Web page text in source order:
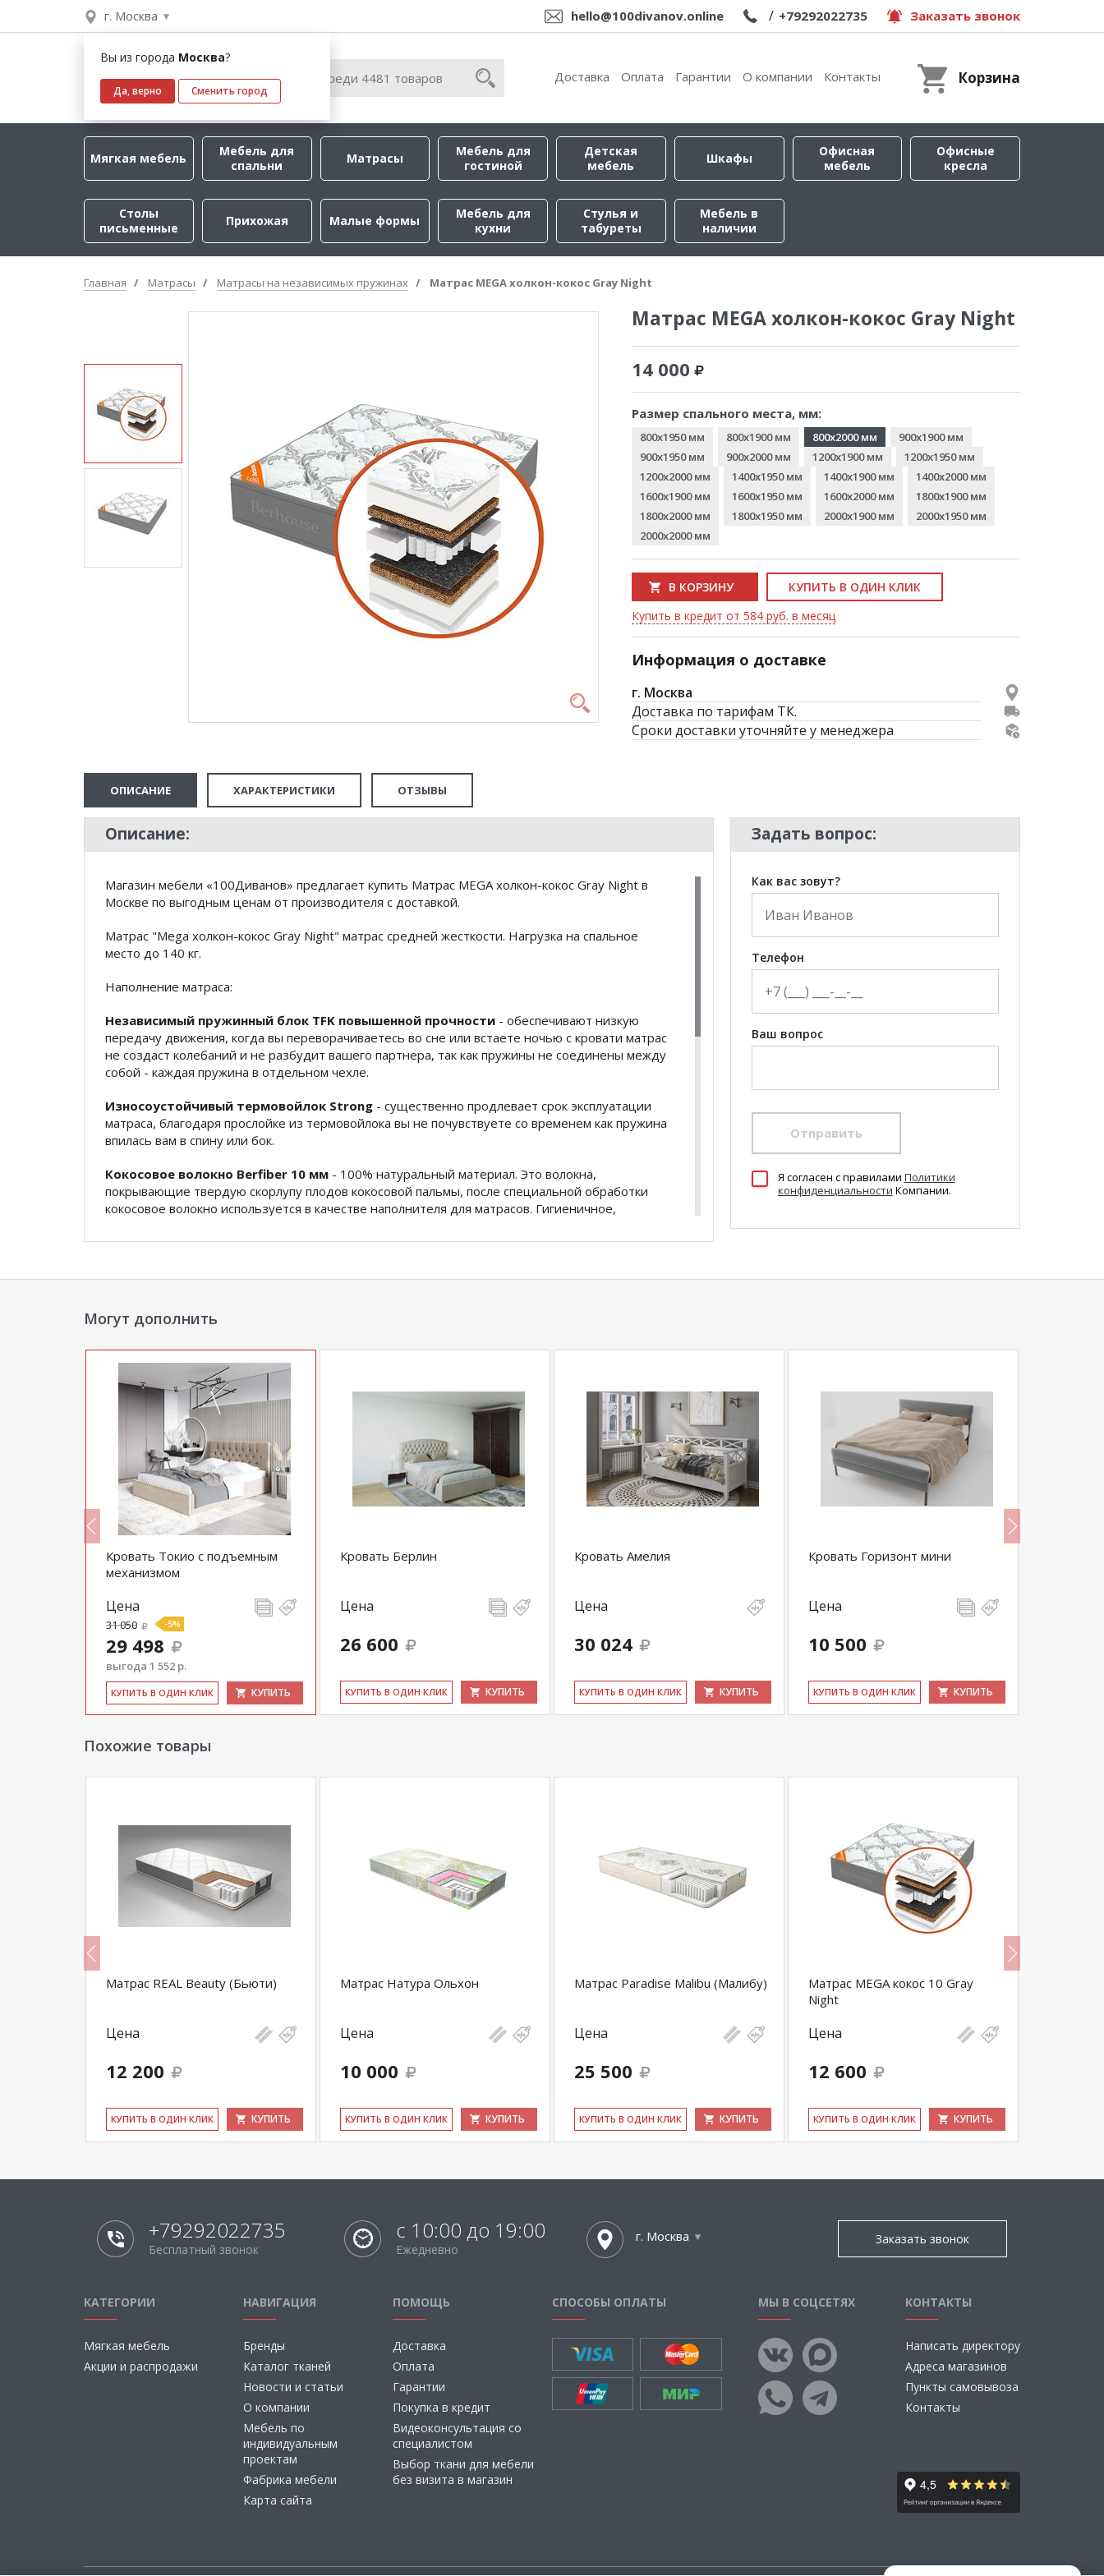
г. Москва
Вы из города Москва?
Да, верно Сменить город
hello@100divanov.online / +79292022735 Заказать звонок
Доставка Оплата Гарантии О компании Контакты Корзина
Мягкая мебель
Мебель для
спальни
Матрасы
Мебель для
гостиной
Детская
мебель
Шкафы
Офисная
мебель
Офисные
кресла
Столы
письменные
Прихожая Малые формы
Мебель для
кухни
Стулья и
табуреты
Мебель в
наличии
Главная Матрасы Матрасы на независимых пружинах Матрас MEGA холкон-кокос Gray Night
Матрас MEGA холкон-кокос Gray Night
14 000
Размер спального места, мм:
800x1950 мм 800x1900 мм 800x2000 мм
900x1900 мм
900x1950 мм
900x2000 мм 1200x1900 мм
1200x1950 мм
1200x2000 мм
1400x1950 мм 1400x1900 мм
1400x2000 мм
1600x1900 мм
1600x1950 мм 1600x2000 мм
1800x1900 мм
1800x2000 мм
1800x1950 мм 2000x1900 мм
2000x1950 мм
2000x2000 мм
В КОРЗИНУ
КУПИТЬ В ОДИН КЛИК
Купить в кредит от 584 руб. в месяц
Информация о доставке
г. Москва
Доставка по тарифам ТК.
Сроки доставки уточняйте у менеджера
ОПИСАНИЕ ХАРАКТЕРИСТИКИ ОТЗЫВЫ
Описание:
Магазин мебели «100Диванов» предлагает купить Матрас MEGA холкон-кокос Gray Night в
Москве по выгодным ценам от производителя с доставкой.
Матрас "Mega холкон-кокос Gray Night" матрас средней жесткости. Нагрузка на спальное
место до 140 кг.
Наполнение матраса:
Независимый пружинный блок TFK повышенной прочности - обеспечивают низкую
передачу движения, когда вы переворачиваетесь во сне или встаете ночью с кровати матрас
не создаст колебаний и не разбудит вашего партнера, так как пружины не соединены между
собой - каждая пружина в отдельном чехле.
Износоустойчивый термовойлок Strong - существенно продлевает срок эксплуатации
матраса, благодаря прослойке из термовойлока вы не почувствуете со временем как пружина
впилась вам в спину или бок.
Кокосовое волокно Berfiber 10 мм - 100% натуральный материал. Это волокна,
покрывающие твердую скорлупу плодов кокосовой пальмы, после специальной обработки
кокосовое волокно используется в качестве наполнителя для матрасов. Гигиеничное,
безопасно для здоровья. Слой кокосового волокна обеспечивает необходимую упругость.
Холкон Immortal 20 мм- инновация в производстве матрасов. Холкон придает матрасу
синтепоне 300гр. Объемный трикотаж - мягкий и приятный на ощупь, а главное - красивый.
Алоэ вера успокаивает кожу, расслабляет, укрепляет Вашу иммунную систему.
ППУ- короб из пенополиуретана по периметру матраса, прочный материал, он необходим для
придания жесткости бокам матраса, можно присесть на край матраса и матрас не продавится,
вы будете сидеть на матрасе, а не на царге кровати.
*Дополнительную информацию о том, как купитьМатрас MEGA холкон-кокос Gray Night
уточняйте у нашего менеджера по телефону
**Цены на официальном сайте 100диванов.com
действительны только для интернет-
магазина и могут отличаться от цен в розничных магазинах-салонах сети!
Задать вопрос:
Как вас зовут?
Телефон
Ваш вопрос
Отправить
Я согласен c правилами Политики
конфиденциальности Компании.
Могут дополнить
Кровать Токио с подъемным
механизмом
Цена
31 050 -5%
29 498
выгода 1 552 р.
КУ­ПИТЬ В ОДИН КЛИК КУПИТЬ
Кровать Берлин
Цена
26 600
КУ­ПИТЬ В ОДИН КЛИК КУПИТЬ
Кровать Амелия
Цена
30 024
КУ­ПИТЬ В ОДИН КЛИК КУПИТЬ
Кровать Горизонт мини
Цена
10 500
КУ­ПИТЬ В ОДИН КЛИК КУПИТЬ
Похожие товары
Матрас REAL Beauty (Бьюти)
Цена
12 200
КУ­ПИТЬ В ОДИН КЛИК КУПИТЬ
Матрас Натура Ольхон
Цена
10 000
КУ­ПИТЬ В ОДИН КЛИК КУПИТЬ
Матрас Paradise Malibu (Малибу)
Цена
25 500
КУ­ПИТЬ В ОДИН КЛИК КУПИТЬ
Матрас MEGA кокос 10 Gray
Night
Цена
12 600
КУ­ПИТЬ В ОДИН КЛИК КУПИТЬ
+79292022735
Бесплатный звонок
с 10:00 до 19:00
Ежедневно
г. Москва Заказать звонок
КАТЕГОРИИ
Мягкая мебель
Акции и распродажи
НАВИГАЦИЯ
Бренды
Каталог тканей
Новости и статьи
О компании
Мебель по
индивидуальным
проектам
Фабрика мебели
Карта сайта
ПОМОЩЬ
Доставка
Оплата
Гарантии
Покупка в кредит
Видеоконсультация со
специалистом
Выбор ткани для мебели
без визита в магазин
СПОСОБЫ ОПЛАТЫ МЫ В СОЦСЕТЯХ КОНТАКТЫ
Написать директору
Адреса магазинов
Пункты самовывоза
Контакты